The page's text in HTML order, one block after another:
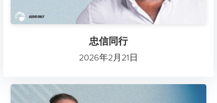
忠信同行
2026年2月21日